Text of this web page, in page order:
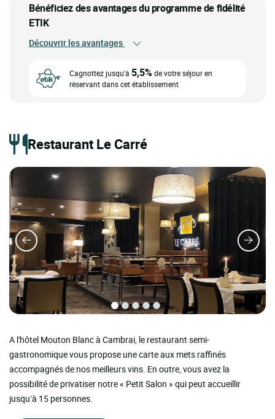
Bénéficiez des avantages du programme de fidélité
ETIK
Découvrir les avantages
Cagnottez jusqu'à 5,5%de votre séjour en
réservant dans cet établissement
Restaurant Le Carré
A l'hôtel Mouton Blanc à Cambrai, le restaurant semi-
gastronomique vous propose une carte aux mets raffinés
accompagnés de nos meilleurs vins. En outre, vous avez la
possibilité de privatiser notre « Petit Salon » qui peut accueillir
jusqu’à 15 personnes.